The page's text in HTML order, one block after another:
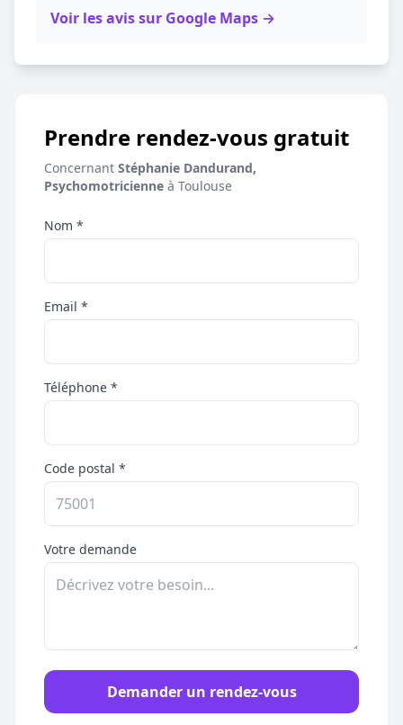
Voir les avis sur Google Maps →
Prendre rendez-vous gratuit
Concernant Stéphanie Dandurand,
Psychomotricienne à Toulouse
Nom *
Email *
Téléphone *
Code postal *
Votre demande
Demander un rendez-vous